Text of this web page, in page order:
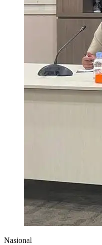
Nasional